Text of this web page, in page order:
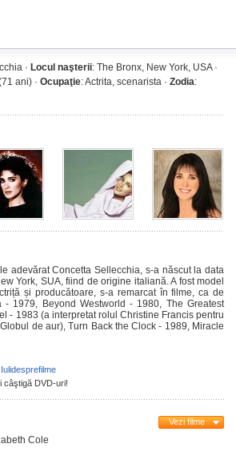
· Locul naşterii: The Bronx, New York, USA ·
ani) · Ocupaţie: Actrita, scenarista · Zodia:
adevărat Concetta Sellecchia, s-a născut la data
York, SUA, fiind de origine italiană. A fost model
și producătoare, s-a remarcat în filme, ca de
- 1979, Beyond Westworld - 1980, The Greatest
- 1983 (a interpretat rolul Christine Francis pentru
de aur), Turn Back the Clock - 1989, Miracle
Iulidesprefilme
câştigă DVD-uri!
Vezi filme
Cole